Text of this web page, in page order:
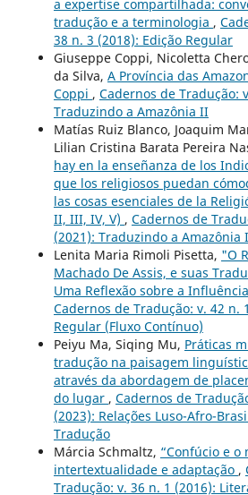
a expertise compartilhada:
tradução e a terminologia ,
38 n. 3 (2018): Edição Regular
Giuseppe Coppi, Nicoletta
da Silva, A Província das
Coppi , Cadernos de Tradução:
Traduzindo a Amazônia II
Matías Ruiz Blanco, Joaquim
Lilian Cristina Barata Pereira
hay en la enseñanza de los
que los religiosos puedan
las cosas esenciales de la
II, III, IV, V) , Cadernos de
(2021): Traduzindo a Amazônia I
Lenita Maria Rimoli Pisetta, "O
Machado De Assis, e suas
Uma Reflexão sobre a
Cadernos de Tradução: v. 42 n.
Regular (Fluxo Contínuo)
Peiyu Ma, Siqing Mu, Práticas
tradução na paisagem
através da abordagem de
do lugar , Cadernos de
(2023): Relações Luso-Afro-
Tradução
Márcia Schmaltz, “Confúcio e o
intertextualidade e adaptação ,
Tradução: v. 36 n. 1 (2016):